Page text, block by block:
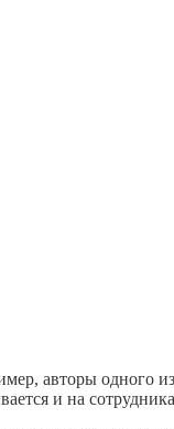
авторы одного
и на